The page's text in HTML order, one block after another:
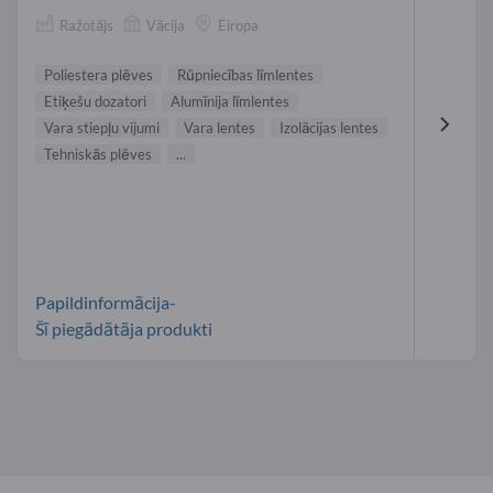
Ražotājs Vācija Eiropa
Poliestera plēves
Rūpniecības līmlentes
Etiķešu dozatori
Alumīnija līmlentes
Vara stiepļu vijumi
Vara lentes
Izolācijas lentes
Tehniskās plēves
...
Papildinformācija-
Šī piegādātāja produkti